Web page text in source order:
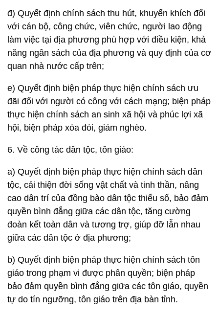
đ) Quyết định chính sách thu hút, khuyến khích đối
với cán bộ, công chức, viên chức, người lao động
làm việc tại địa phương phù hợp với điều kiện, khả
năng ngân sách của địa phương và quy định của cơ
quan nhà nước cấp trên;
e) Quyết định biện pháp thực hiện chính sách ưu
đãi đối với người có công với cách mạng; biện pháp
thực hiện chính sách an sinh xã hội và phúc lợi xã
hội, biện pháp xóa đói, giảm nghèo.
6. Về công tác dân tộc, tôn giáo:
a) Quyết định biện pháp thực hiện chính sách dân
tộc, cải thiện đời sống vật chất và tinh thần, nâng
cao dân trí của đồng bào dân tộc thiểu số, bảo đảm
quyền bình đẳng giữa các dân tộc, tăng cường
đoàn kết toàn dân và tương trợ, giúp đỡ lẫn nhau
giữa các dân tộc ở địa phương;
b) Quyết định biện pháp thực hiện chính sách tôn
giáo trong phạm vi được phân quyền; biện pháp
bảo đảm quyền bình đẳng giữa các tôn giáo, quyền
tự do tín ngưỡng, tôn giáo trên địa bàn tỉnh.